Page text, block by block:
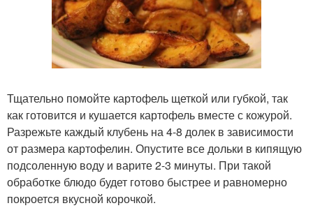
Тщательно помойте картофель щеткой или губкой, так
как готовится и кушается картофель вместе с кожурой.
Разрежьте каждый клубень на 4-8 долек в зависимости
от размера картофелин. Опустите все дольки в кипящую
подсоленную воду и варите 2-3 минуты. При такой
обработке блюдо будет готово быстрее и равномерно
покроется вкусной корочкой.